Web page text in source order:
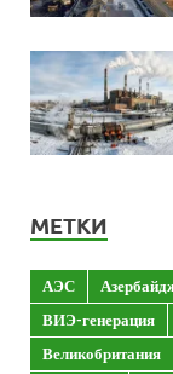
МЕТКИ
АЭС
ВИЭ-генерация
Великобритания